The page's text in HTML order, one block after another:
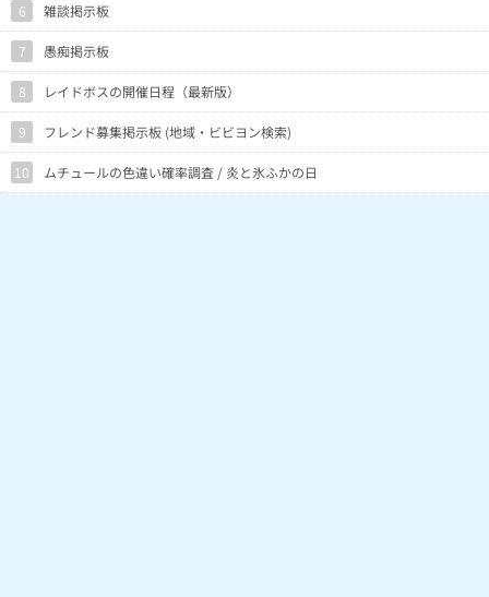
6 雑談掲示板
7 愚痴掲示板
8 レイドボスの開催日程（最新版）
9 フレンド募集掲示板 (地域・ビビヨン検索)
10 ムチュールの色違い確率調査 / 炎と氷ふかの日